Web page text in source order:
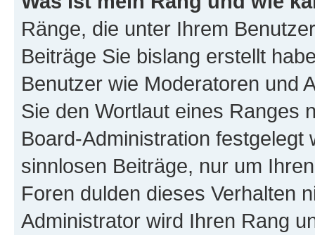
Ränge, die unter Ihrem
Beiträge Sie bislang erstellt
Benutzer wie Moderatoren und
Sie den Wortlaut eines Ranges
Board-Administration
sinnlosen Beiträge, nur um
Foren dulden dieses Verhalten
Administrator wird Ihren Rang